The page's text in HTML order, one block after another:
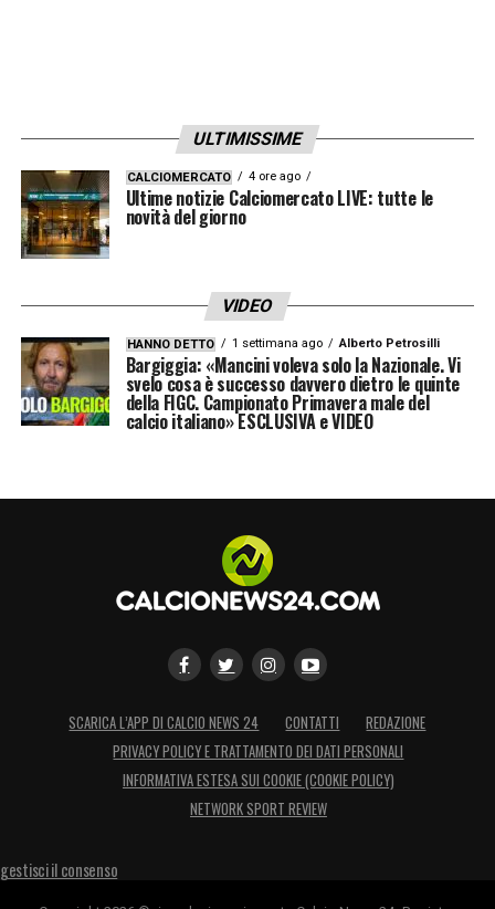
ULTIMISSIME
CALCIOMERCATO 4 ore ago
Ultime notizie Calciomercato LIVE: tutte le
novità del giorno
VIDEO
HANNO DETTO 1 settimana ago Alberto Petrosilli
Bargiggia: «Mancini voleva solo la Nazionale. Vi
svelo cosa è successo davvero dietro le quinte
della FIGC. Campionato Primavera male del
calcio italiano» ESCLUSIVA e VIDEO
SCARICA L’APP DI CALCIO NEWS 24 CONTATTI
REDAZIONE
PRIVACY POLICY E TRATTAMENTO DEI DATI PERSONALI
INFORMATIVA ESTESA SUI COOKIE (COOKIE POLICY)
NETWORK SPORT REVIEW
gestisci il consenso